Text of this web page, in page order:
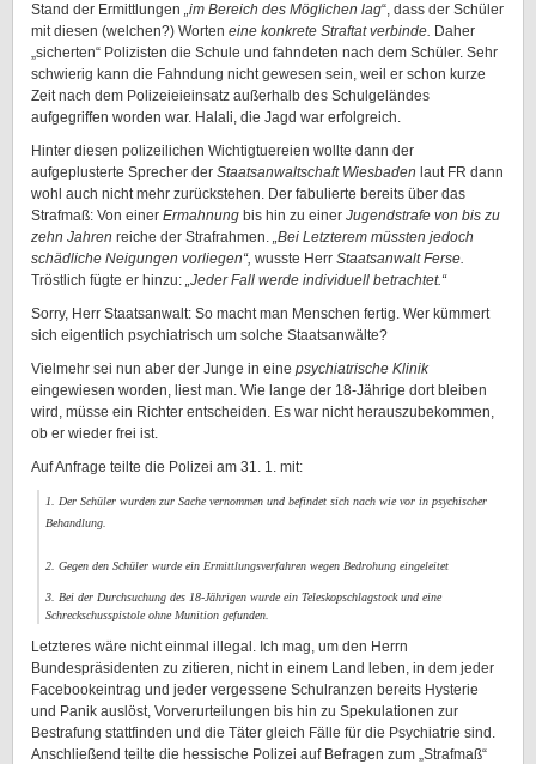
Stand der Ermittlungen „im Bereich des Möglichen lag“, dass der Schüler
mit diesen (welchen?) Worten eine konkrete Straftat verbinde. Daher
„sicherten“ Polizisten die Schule und fahndeten nach dem Schüler. Sehr
schwierig kann die Fahndung nicht gewesen sein, weil er schon kurze
Zeit nach dem Polizeieieinsatz außerhalb des Schulgeländes
aufgegriffen worden war. Halali, die Jagd war erfolgreich.
Hinter diesen polizeilichen Wichtigtuereien wollte dann der
aufgeplusterte Sprecher der Staatsanwaltschaft Wiesbaden laut FR dann
wohl auch nicht mehr zurückstehen. Der fabulierte bereits über das
Strafmaß: Von einer Ermahnung bis hin zu einer Jugendstrafe von bis zu
zehn Jahren reiche der Strafrahmen. „Bei Letzterem müssten jedoch
schädliche Neigungen vorliegen“, wusste Herr Staatsanwalt Ferse.
Tröstlich fügte er hinzu: „Jeder Fall werde individuell betrachtet.“
Sorry, Herr Staatsanwalt: So macht man Menschen fertig. Wer kümmert
sich eigentlich psychiatrisch um solche Staatsanwälte?
Vielmehr sei nun aber der Junge in eine psychiatrische Klinik
eingewiesen worden, liest man. Wie lange der 18-Jährige dort bleiben
wird, müsse ein Richter entscheiden. Es war nicht herauszubekommen,
ob er wieder frei ist.
Auf Anfrage teilte die Polizei am 31. 1. mit:
1. Der Schüler wurden zur Sache vernommen und befindet sich nach wie vor in psychischer
Behandlung.
2. Gegen den Schüler wurde ein Ermittlungsverfahren wegen Bedrohung eingeleitet
3. Bei der Durchsuchung des 18-Jährigen wurde ein Teleskopschlagstock und eine
Schreckschusspistole ohne Munition gefunden.
Letzteres wäre nicht einmal illegal. Ich mag, um den Herrn
Bundespräsidenten zu zitieren, nicht in einem Land leben, in dem jeder
Facebookeintrag und jeder vergessene Schulranzen bereits Hysterie
und Panik auslöst, Vorverurteilungen bis hin zu Spekulationen zur
Bestrafung stattfinden und die Täter gleich Fälle für die Psychiatrie sind.
Anschließend teilte die hessische Polizei auf Befragen zum „Strafmaß“